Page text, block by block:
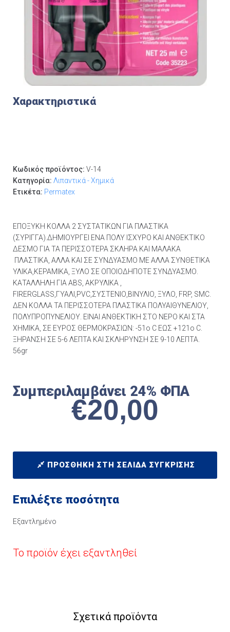
Χαρακτηριστικά
Κωδικός προϊόντος: V-14
Κατηγορία: Λιπαντικά - Χημικά
Ετικέτα: Permatex
ΕΠΟΞΥΚΗ ΚΟΛΛΑ 2 ΣΥΣΤΑΤΙΚΩΝ ΓΙΑ ΠΛΑΣΤΙΚΑ
(ΣΥΡΙΓΓΑ).ΔΗΜΙΟΥΡΓΕΙ ΕΝΑ ΠΟΛΥ ΙΣΧΥΡΟ ΚΑΙ ΑΝΘΕΚΤΙΚΟ
ΔΕΣΜΟ ΓΙΑ ΤΑ ΠΕΡΙΣΣΟΤΕΡΑ ΣΚΛΗΡΑ ΚΑΙ ΜΑΛΑΚΑ
ΠΛΑΣΤΙΚΑ, ΑΛΛΑ ΚΑΙ ΣΕ ΣΥΝΔΥΑΣΜΟ ΜΕ ΑΛΛΑ ΣΥΝΘΕΤΙΚΑ
ΥΛΙΚΑ,ΚΕΡΑΜΙΚΑ, ΞΥΛΟ ΣΕ ΟΠΟΙΟΔΗΠΟΤΕ ΣΥΝΔΥΑΣΜΟ.
ΚΑΤΑΛΛΗΛΗ ΓΙΑ ABS, ΑΚΡΥΛΙΚΑ ,
FIRERGLASS,ΓΥΑΛΙ,PVC,ΣΥΣΤΕΝΙΟ,ΒΙΝΥΛΙΟ, ΞΥΛΟ, FRP, SMC.
ΔΕΝ ΚΟΛΛΑ ΤΑ ΠΕΡΙΣΣΟΤΕΡΑ ΠΛΑΣΤΙΚΑ ΠΟΛΥΑΙΘΥΝΕΛΙΟΥ,
ΠΟΛΥΠΡΟΠΥΝΕΛΙΟΥ. ΕΙΝΑΙ ΑΝΘΕΚΤΙΚΗ ΣΤΟ ΝΕΡΟ ΚΑΙ ΣΤΑ
ΧΗΜΙΚΑ, ΣΕ ΕΥΡΟΣ ΘΕΡΜΟΚΡΑΣΙΩΝ: -51ο C ΕΩΣ +121ο C.
ΞΗΡΑΝΣΗ ΣΕ 5-6 ΛΕΠΤΑ ΚΑΙ ΣΚΛΗΡΥΝΣΗ ΣΕ 9-10 ΛΕΠΤΑ.
56gr
Συμπεριλαμβάνει 24% ΦΠΑ
€20,00
ΠΡΟΣΘΉΚΗ ΣΤΗ ΣΕΛΊΔΑ ΣΎΓΚΡΙΣΗΣ
Επιλέξτε ποσότητα
Εξαντλημένο
Το προϊόν έχει εξαντληθεί
Σχετικά προϊόντα